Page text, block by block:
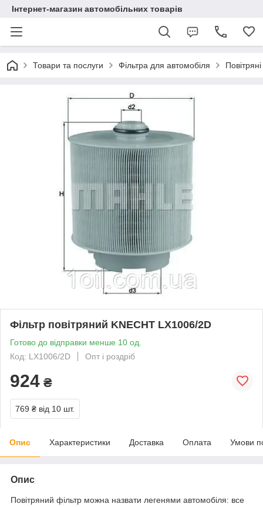
Інтернет-магазин автомобільних товарів
Товари та послуги Фільтра для автомобіля
Фільтр повітряний KNECHT LX1006/2D
Готово до відправки менше 10 од.
Код: LX1006/2D
Опт і роздріб
924 ₴
769 ₴ від 10 шт.
Опис Характеристики Доставка Оплата Умови
Опис
Повітряний фільтр можна назвати легенями автомобіля: все